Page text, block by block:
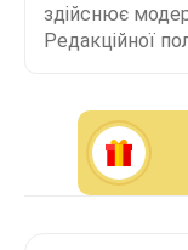
здійснює
Редакційної